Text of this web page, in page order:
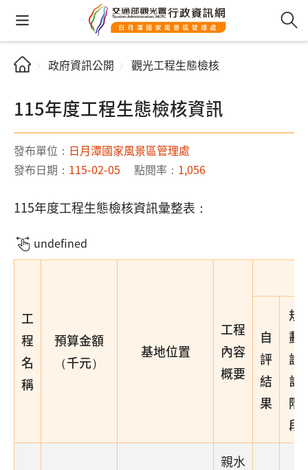
政府資訊公開 觀光工程生態檢核
115年度工程生態檢核資訊
發布單位： 日月潭國家風景區管理處
發布日期： 115-02-05 點閱率： 1,056
115年度工程生態檢核資訊彙整表：
undefined
工
程
名
稱
預算金額
（千元）
基地位置
工程
內容
概要
自
評
結
果
規
劃
設
計
階
段
親水